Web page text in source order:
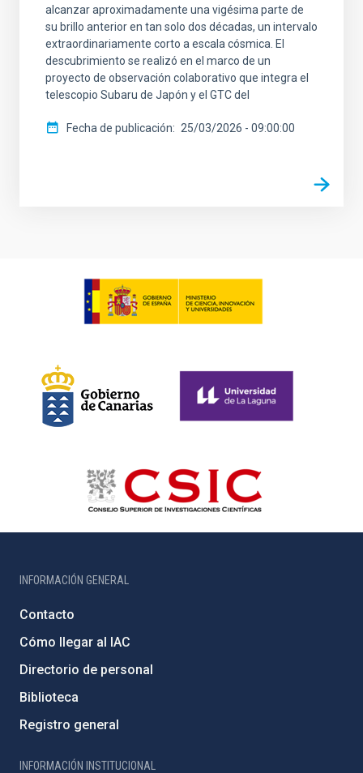
alcanzar aproximadamente una vigésima parte de
su brillo anterior en tan solo dos décadas, un intervalo
extraordinariamente corto a escala cósmica. El
descubrimiento se realizó en el marco de un
proyecto de observación colaborativo que integra el
telescopio Subaru de Japón y el GTC del
Fecha de publicación 25/03/2026 - 09:00:00
INFORMACIÓN GENERAL
Contacto
Cómo llegar al IAC
Directorio de personal
Biblioteca
Registro general
INFORMACIÓN INSTITUCIONAL